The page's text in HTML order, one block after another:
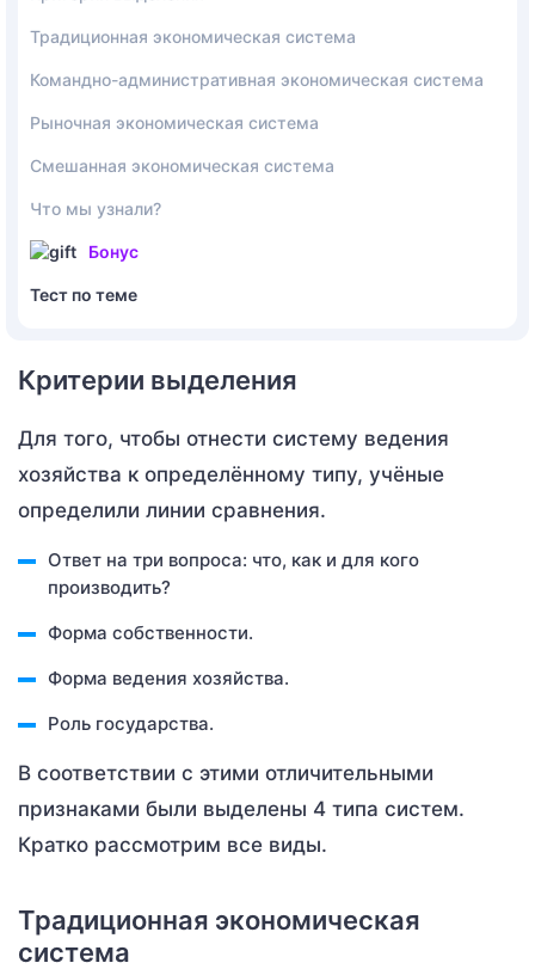
Традиционная экономическая система
Командно-административная экономическая система
Рыночная экономическая система
Смешанная экономическая система
Что мы узнали?
Бонус
Тест по теме
Критерии выделения
Для того, чтобы отнести систему ведения
хозяйства к определённому типу, учёные
определили линии сравнения.
Ответ на три вопроса: что, как и для кого
производить?
Форма собственности.
Форма ведения хозяйства.
Роль государства.
В соответствии с этими отличительными
признаками были выделены 4 типа систем.
Кратко рассмотрим все виды.
Традиционная экономическая
система